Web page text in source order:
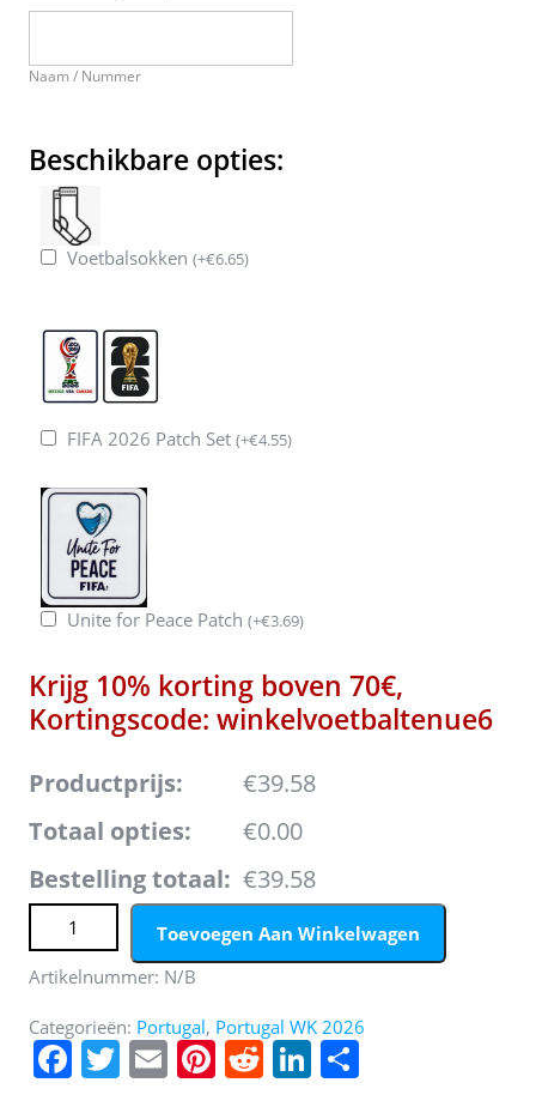
Naam / Nummer
Beschikbare opties:
Voetbalsokken (+€6.65)
FIFA 2026 Patch Set (+€4.55)
Unite for Peace Patch (+€3.69)
Krijg 10% korting boven 70€,
Kortingscode: winkelvoetbaltenue6
Productprijs:
€39.58
Totaal opties:
€0.00
Bestelling totaal: €39.58
Portugal Diogo Costa #1 Keeper Uit tenue Kids WK 2026
Lange Mouwen (+ broek) aantal
Toevoegen Aan Winkelwagen
Artikelnummer: N/B
Categorieën: Portugal, Portugal WK 2026
F T E Pi R Li